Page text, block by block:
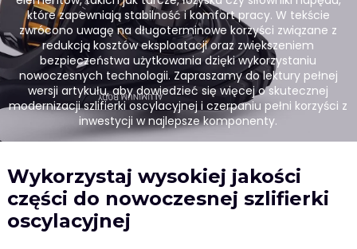
które zapewniają stabilność i komfort pracy. W tekście
zwrócono uwagę na długoterminowe korzyści związane z
redukcją kosztów eksploatacji oraz zwiększeniem
bezpieczeństwa użytkowania dzięki wykorzystaniu
nowoczesnych technologii. Zapraszamy do lektury pełnej
wersji artykułu, aby dowiedzieć się więcej o skutecznej
modernizacji szlifierki oscylacyjnej i czerpaniu pełni korzyści z
inwestycji w najlepsze komponenty.
Wykorzystaj wysokiej jakości
części do nowoczesnej szlifierki
oscylacyjnej